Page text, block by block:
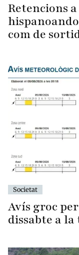
Retencions
com de
Societat
Avís groc
dissabte a